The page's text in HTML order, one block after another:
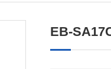
EB-